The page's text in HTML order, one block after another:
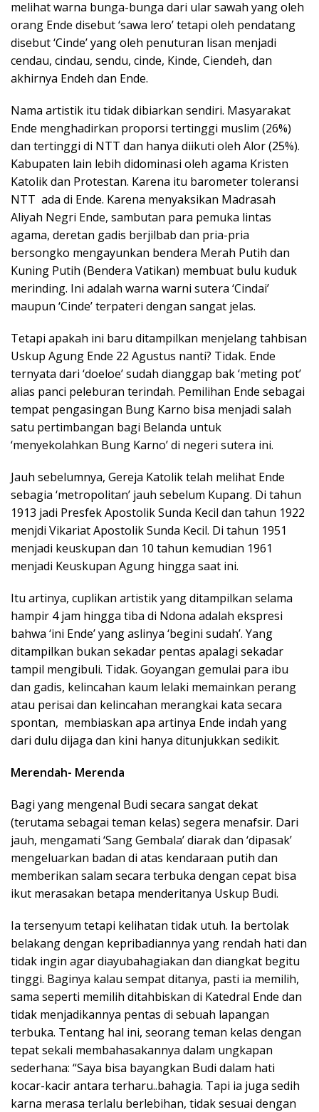
melihat warna bunga-bunga dari ular sawah yang oleh
orang Ende disebut ‘sawa lero’ tetapi oleh pendatang
disebut ‘Cinde’ yang oleh penuturan lisan menjadi
cendau, cindau, sendu, cinde, Kinde, Ciendeh, dan
akhirnya Endeh dan Ende.
Nama artistik itu tidak dibiarkan sendiri. Masyarakat
Ende menghadirkan proporsi tertinggi muslim (26%)
dan tertinggi di NTT dan hanya diikuti oleh Alor (25%).
Kabupaten lain lebih didominasi oleh agama Kristen
Katolik dan Protestan. Karena itu barometer toleransi
NTT ada di Ende. Karena menyaksikan Madrasah
Aliyah Negri Ende, sambutan para pemuka lintas
agama, deretan gadis berjilbab dan pria-pria
bersongko mengayunkan bendera Merah Putih dan
Kuning Putih (Bendera Vatikan) membuat bulu kuduk
merinding. Ini adalah warna warni sutera ‘Cindai’
maupun ‘Cinde’ terpateri dengan sangat jelas.
Tetapi apakah ini baru ditampilkan menjelang tahbisan
Uskup Agung Ende 22 Agustus nanti? Tidak. Ende
ternyata dari ‘doeloe’ sudah dianggap bak ‘meting pot’
alias panci peleburan terindah. Pemilihan Ende sebagai
tempat pengasingan Bung Karno bisa menjadi salah
satu pertimbangan bagi Belanda untuk
‘menyekolahkan Bung Karno’ di negeri sutera ini.
Jauh sebelumnya, Gereja Katolik telah melihat Ende
sebagia ‘metropolitan’ jauh sebelum Kupang. Di tahun
1913 jadi Presfek Apostolik Sunda Kecil dan tahun 1922
menjdi Vikariat Apostolik Sunda Kecil. Di tahun 1951
menjadi keuskupan dan 10 tahun kemudian 1961
menjadi Keuskupan Agung hingga saat ini.
Itu artinya, cuplikan artistik yang ditampilkan selama
hampir 4 jam hingga tiba di Ndona adalah ekspresi
bahwa ‘ini Ende’ yang aslinya ‘begini sudah’. Yang
ditampilkan bukan sekadar pentas apalagi sekadar
tampil mengibuli. Tidak. Goyangan gemulai para ibu
dan gadis, kelincahan kaum lelaki memainkan perang
atau perisai dan kelincahan merangkai kata secara
spontan, membiaskan apa artinya Ende indah yang
dari dulu dijaga dan kini hanya ditunjukkan sedikit.
Merendah- Merenda
Bagi yang mengenal Budi secara sangat dekat
(terutama sebagai teman kelas) segera menafsir. Dari
jauh, mengamati ‘Sang Gembala’ diarak dan ‘dipasak’
mengeluarkan badan di atas kendaraan putih dan
memberikan salam secara terbuka dengan cepat bisa
ikut merasakan betapa menderitanya Uskup Budi.
Ia tersenyum tetapi kelihatan tidak utuh. Ia bertolak
belakang dengan kepribadiannya yang rendah hati dan
tidak ingin agar diayubahagiakan dan diangkat begitu
tinggi. Baginya kalau sempat ditanya, pasti ia memilih,
sama seperti memilih ditahbiskan di Katedral Ende dan
tidak menjadikannya pentas di sebuah lapangan
terbuka. Tentang hal ini, seorang teman kelas dengan
tepat sekali membahasakannya dalam ungkapan
sederhana: “Saya bisa bayangkan Budi dalam hati
kocar-kacir antara terharu..bahagia. Tapi ia juga sedih
karna merasa terlalu berlebihan, tidak sesuai dengan